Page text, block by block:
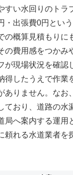
すい水回りのトラ
・出張費0円とい
の概算見積もりに
の費用感をつかみ
が現場状況を確認
得したうえで作業
ありません。なお
ており、道路の水
局へ案内する運用
頼れる水道業者を